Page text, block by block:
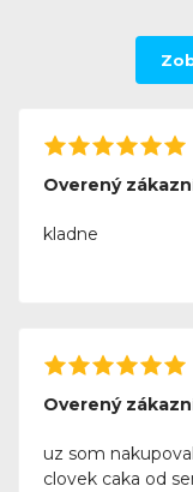
Overený
kladne
Overený
uz som
clovek caka od